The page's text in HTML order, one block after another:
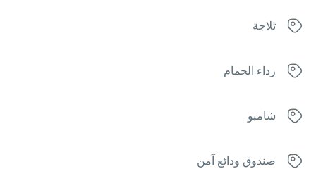
ثلاجة
رداء الحمام
شامبو
صندوق ودائع آمن